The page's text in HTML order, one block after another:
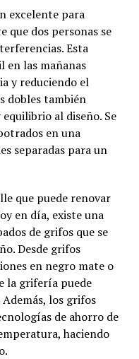
excelente para
que dos personas se
Esta
en las mañanas
y reduciendo el
dobles también
al diseño. Se
en una
separadas para un
que puede renovar
en día, existe una
de grifos que se
Desde grifos
en negro mate o
la grifería puede
los grifos
de ahorro de
haciendo